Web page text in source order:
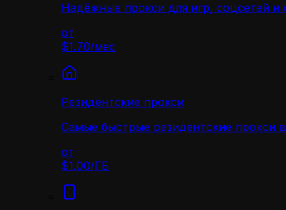
Надёжные прокси для игр, соцсетей и
от
$1.70/мес
Резидентские прокси
Самые быстрые резидентские прокси
от
$1.00/ГБ